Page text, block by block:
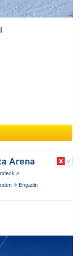
Arena
Engadin